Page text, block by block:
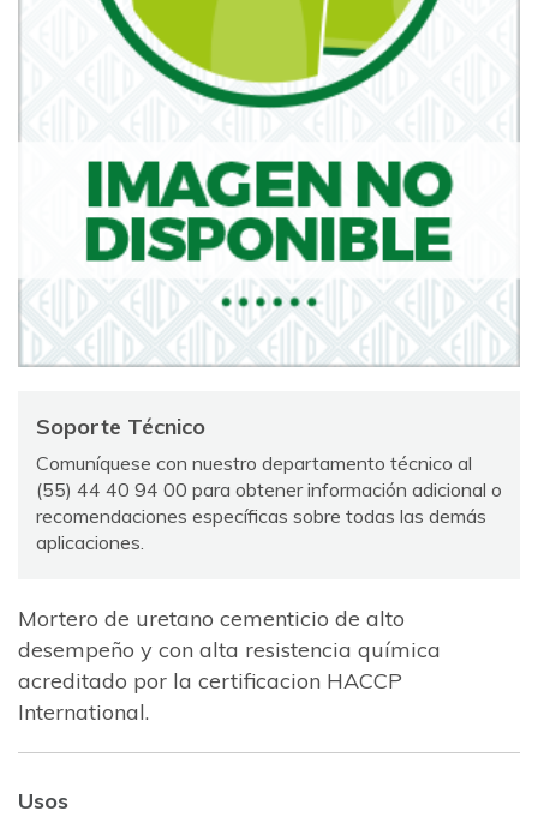
Soporte Técnico
Comuníquese con nuestro departamento técnico al
(55) 44 40 94 00 para obtener información adicional o
recomendaciones específicas sobre todas las demás
aplicaciones.
Mortero de uretano cementicio de alto
desempeño y con alta resistencia química
acreditado por la certificacion HACCP
International.
Usos